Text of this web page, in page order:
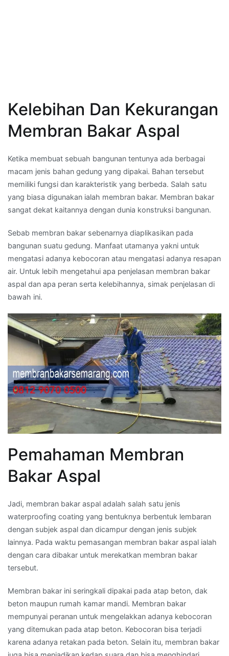
Kelebihan Dan Kekurangan
Membran Bakar Aspal
Ketika membuat sebuah bangunan tentunya ada berbagai
macam jenis bahan gedung yang dipakai. Bahan tersebut
memiliki fungsi dan karakteristik yang berbeda. Salah satu
yang biasa digunakan ialah membran bakar. Membran bakar
sangat dekat kaitannya dengan dunia konstruksi bangunan.
Sebab membran bakar sebenarnya diaplikasikan pada
bangunan suatu gedung. Manfaat utamanya yakni untuk
mengatasi adanya kebocoran atau mengatasi adanya resapan
air. Untuk lebih mengetahui apa penjelasan membran bakar
aspal dan apa peran serta kelebihannya, simak penjelasan di
bawah ini.
Pemahaman Membran
Bakar Aspal
Jadi, membran bakar aspal adalah salah satu jenis
waterproofing coating yang bentuknya berbentuk lembaran
dengan subjek aspal dan dicampur dengan jenis subjek
lainnya. Pada waktu pemasangan membran bakar aspal ialah
dengan cara dibakar untuk merekatkan membran bakar
tersebut.
Membran bakar ini seringkali dipakai pada atap beton, dak
beton maupun rumah kamar mandi. Membran bakar
mempunyai peranan untuk mengelakkan adanya kebocoran
yang ditemukan pada atap beton. Kebocoran bisa terjadi
karena adanya retakan pada beton. Selain itu, membran bakar